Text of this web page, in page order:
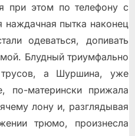
при этом по телефону с
наждачная пытка наконец
одеваться, допивать
Блудный триумфально
а Шуршина, уже
по-матерински прижала
лону и, разглядывая
трюмо, произнесла